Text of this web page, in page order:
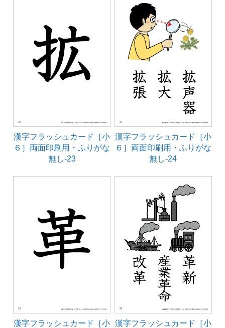
漢字フラッシュカード［小
６］両面印刷用・ふりがな
無し-23
漢字フラッシュカード［小
６］両面印刷用・ふりがな
無し-24
漢字フラッシュカード［小 漢字フラッシュカード［小